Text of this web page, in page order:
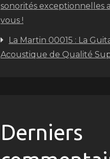
sonorités exceptionnelles
vous !
La Martin 00015 : La
Acoustique de Qualité
Derniers